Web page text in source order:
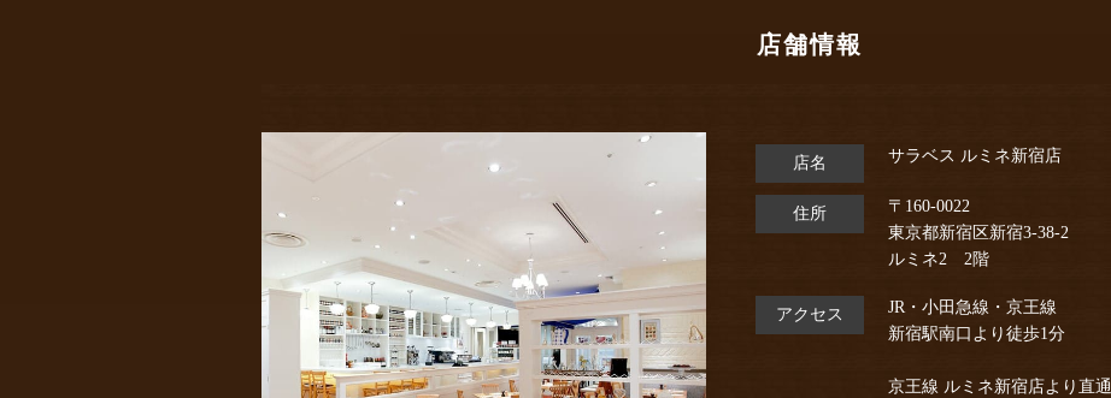
店舗情報
店名 サラベス ルミネ新宿店
住所
〒160-0022
東京都新宿区新宿3-38-2
ルミネ2 2階
アクセス
JR・小田急線・京王線
新宿駅南口より徒歩1分
京王線 ルミネ新宿店より直通